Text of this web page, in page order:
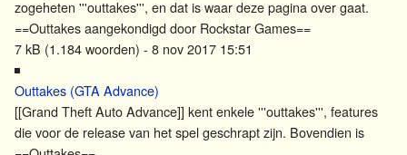
zogeheten '''outtakes''', en dat is waar deze pagina over gaat.
==Outtakesaangekondigd door Rockstar Games==
7 kB (1.184 woorden) - 8 nov 2017 15:51
Outtakes (GTA Advance)
[[Grand Theft Auto Advance]] kent enkele '''outtakes''', features
die voor de release van het spel geschrapt zijn. Bovendien is